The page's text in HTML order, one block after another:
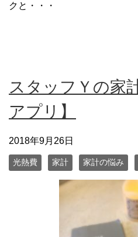
クと・・・
スタッフＹの家
アプリ】
2018年9月26日
光熱費 家計 家計の悩み